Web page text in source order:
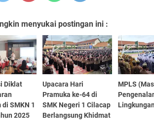
menyukai postingan ini :
Diklat
SMKN 1
2025
Upacara Hari
Pramuka ke-64 di
SMK Negeri 1 Cilacap
Berlangsung Khidmat
MPLS